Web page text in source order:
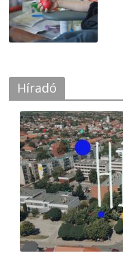
Híradó